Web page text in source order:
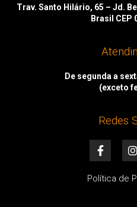
Trav. Santo Hilário, 65 – Jd.
Brasil CEP
De segunda a
(exceto
Redes
F
a
e
I
n
t
Política de